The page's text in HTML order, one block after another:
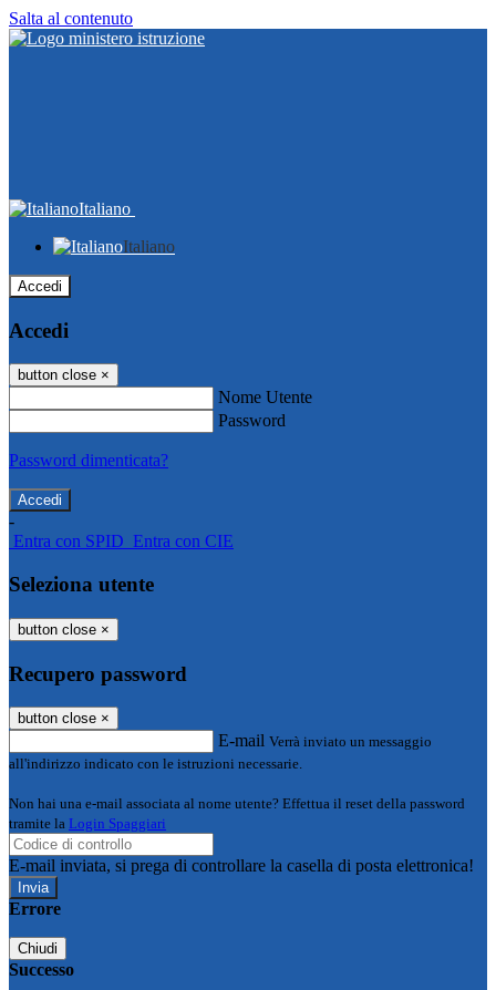
Salta al contenuto
Italiano
Italiano
Accedi
Accedi
button close ×
Nome Utente
Password
Password dimenticata?
-
Entra con SPID Entra con CIE
Seleziona utente
button close ×
Recupero password
button close ×
E-mail Verrà inviato un messaggio
all'indirizzo indicato con le istruzioni necessarie.
Non hai una e-mail associata al nome utente? Effettua il reset della password
tramite la Login Spaggiari
E-mail inviata, si prega di controllare la casella di posta elettronica!
Errore
Chiudi
Successo